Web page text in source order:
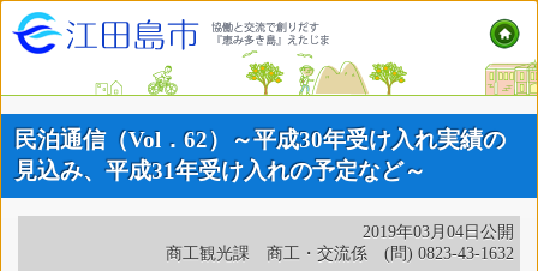
民泊通信（Vol．62）～平成30年受け入れ実績の
見込み、平成31年受け入れの予定など～
2019年03月04日公開
商工観光課 商工・交流係 (問) 0823-43-1632